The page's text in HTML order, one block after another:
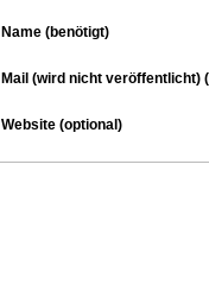
Name (benötigt)
Mail (wird nicht veröffentlicht)
Website (optional)